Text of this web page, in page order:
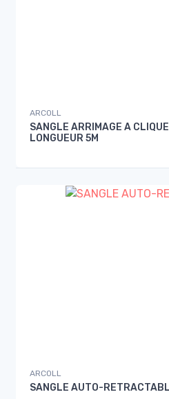
ARCOLL
SANGLE ARRIMAGE A
LONGUEUR 5M
ARCOLL
SANGLE AUTO-